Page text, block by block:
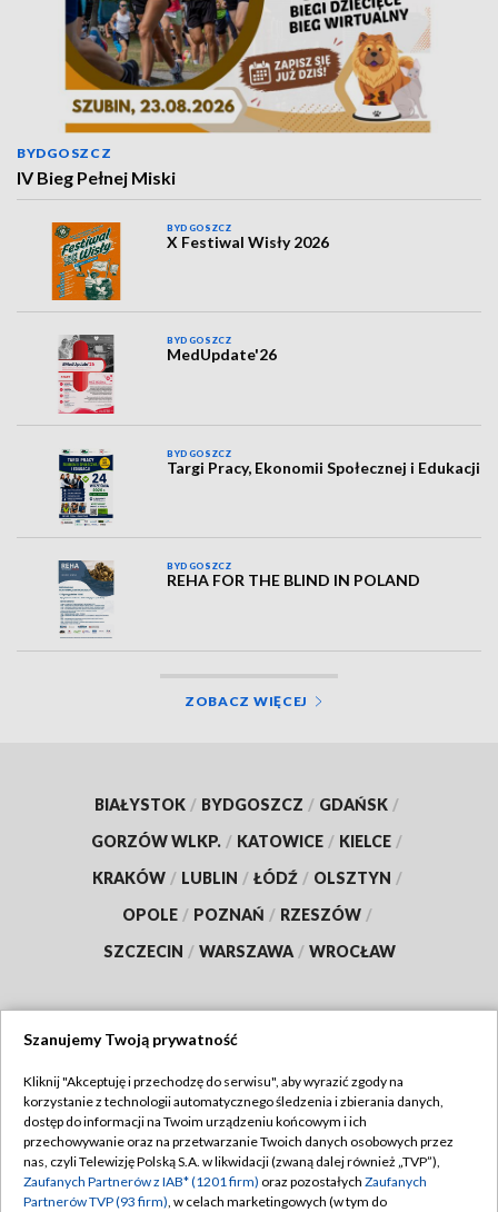
BYDGOSZCZ
IV Bieg Pełnej Miski
BYDGOSZCZ
X Festiwal Wisły 2026
BYDGOSZCZ
MedUpdate'26
BYDGOSZCZ
Targi Pracy, Ekonomii Społecznej i Edukacji
BYDGOSZCZ
REHA FOR THE BLIND IN POLAND
ZOBACZ WIĘCEJ
BIAŁYSTOK / BYDGOSZCZ / GDAŃSK /
GORZÓW WLKP. / KATOWICE / KIELCE /
KRAKÓW / LUBLIN / ŁÓDŹ / OLSZTYN /
OPOLE / POZNAŃ / RZESZÓW /
SZCZECIN / WARSZAWA / WROCŁAW
TVP
Abonament TVP
Emisja w TVP
Regulamin TVP
Polityka prywatności
Szanujemy Twoją prywatność
Kliknij "Akceptuję i przechodzę do serwisu", aby wyrazić zgody na
korzystanie z technologii automatycznego śledzenia i zbierania danych,
dostęp do informacji na Twoim urządzeniu końcowym i ich
przechowywanie oraz na przetwarzanie Twoich danych osobowych przez
nas, czyli Telewizję Polską S.A. w likwidacji (zwaną dalej również „TVP”),
Zaufanych Partnerów z IAB* (1201 firm) oraz pozostałych Zaufanych
Partnerów TVP (93 firm), w celach marketingowych (w tym do